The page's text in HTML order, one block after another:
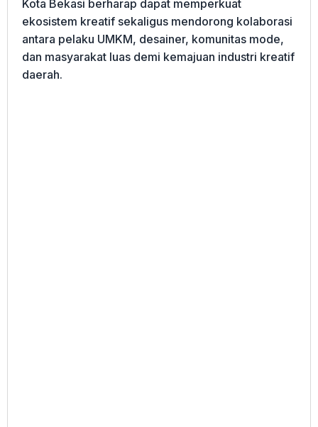
Kota Bekasi berharap dapat memperkuat
ekosistem kreatif sekaligus mendorong kolaborasi
antara pelaku UMKM, desainer, komunitas mode,
dan masyarakat luas demi kemajuan industri kreatif
daerah.